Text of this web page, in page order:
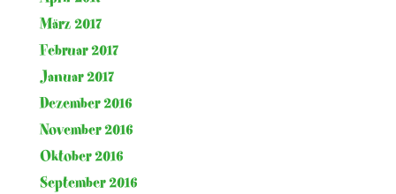
März 2017
Februar 2017
Januar 2017
Dezember 2016
November 2016
Oktober 2016
September 2016